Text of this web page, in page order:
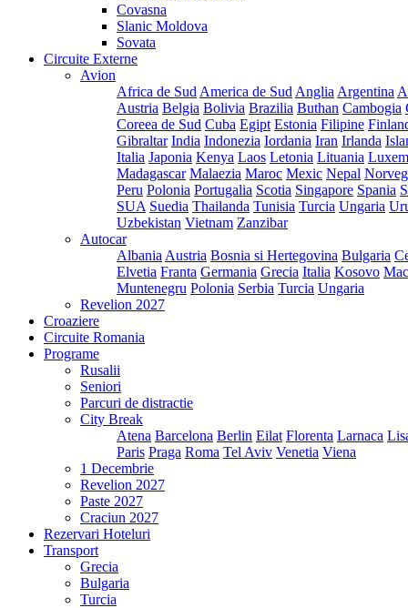
Covasna
Slanic Moldova
Sovata
Circuite Externe
Avion
Africa de Sud America de Sud Anglia Argentina
Austria Belgia Bolivia Brazilia Buthan Cambogia
Coreea de Sud Cuba Egipt Estonia Filipine
Gibraltar India Indonezia Iordania Iran Irlanda
Italia Japonia Kenya Laos Letonia Lituania
Madagascar Malaezia Maroc Mexic Nepal
Peru Polonia Portugalia Scotia Singapore Spania
SUA Suedia Thailanda Tunisia Turcia Ungaria
Uzbekistan Vietnam Zanzibar
Autocar
Albania Austria Bosnia si Hertegovina Bulgaria
Elvetia Franta Germania Grecia Italia Kosovo
Muntenegru Polonia Serbia Turcia Ungaria
Revelion 2027
Croaziere
Circuite Romania
Programe
Rusalii
Seniori
Parcuri de distractie
City Break
Atena Barcelona Berlin Eilat Florenta Larnaca
Paris Praga Roma Tel Aviv Venetia Viena
1 Decembrie
Revelion 2027
Paste 2027
Craciun 2027
Rezervari Hoteluri
Transport
Grecia
Bulgaria
Turcia